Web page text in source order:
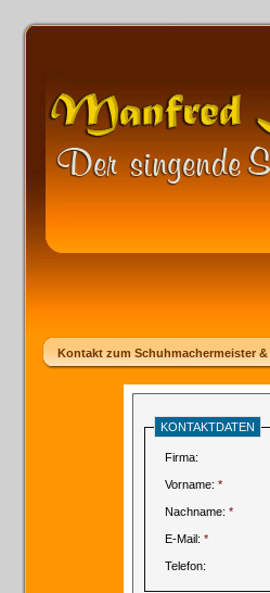
Kontakt zum Schuhmachermeister